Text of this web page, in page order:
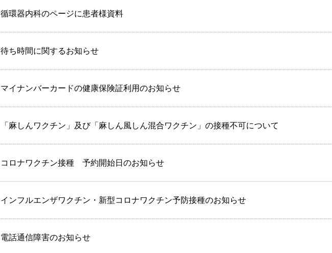
循環器内科のページに患者様資料
待ち時間に関するお知らせ
マイナンバーカードの健康保険証利用のお知らせ
「麻しんワクチン」及び「麻しん風しん混合ワクチン」の接種不可について
コロナワクチン接種 予約開始日のお知らせ
インフルエンザワクチン・新型コロナワクチン予防接種のお知らせ
電話通信障害のお知らせ